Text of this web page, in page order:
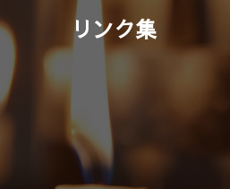
リンク集